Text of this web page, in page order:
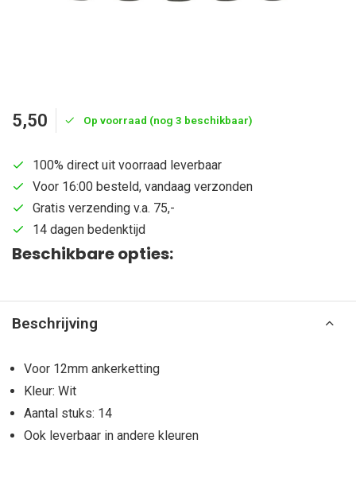
5,50 Op voorraad (nog 3 beschikbaar)
100% direct uit voorraad leverbaar
Voor 16:00 besteld, vandaag verzonden
Gratis verzending v.a. 75,-
14 dagen bedenktijd
Beschikbare opties:
Beschrijving
Voor 12mm ankerketting
Kleur: Wit
Aantal stuks: 14
Ook leverbaar in andere kleuren